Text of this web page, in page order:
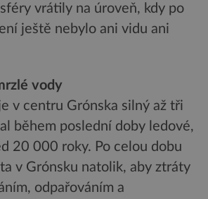
vrátily na úroveň, kdy po
ještě nebylo ani vidu ani
vody
v centru Grónska silný až tři
během poslední doby ledové,
20 000 roky. Po celou dobu
v Grónsku natolik, aby ztráty
odpařováním a